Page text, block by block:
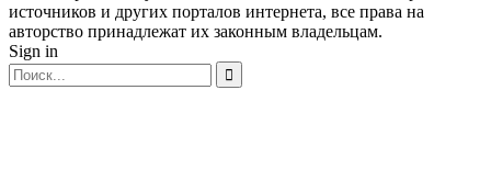
источников и других порталов интернета, все права на
авторство принадлежат их законным владельцам.
Sign in